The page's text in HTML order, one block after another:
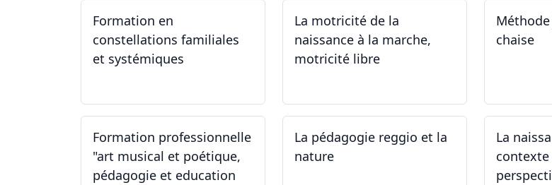
Formation en
constellations familiales
et systémiques
La motricité de la
naissance à la marche,
motricité libre
chaise
Formation professionnelle
"art musical et poétique,
pédagogie et education
La pédagogie reggio et la
nature
La